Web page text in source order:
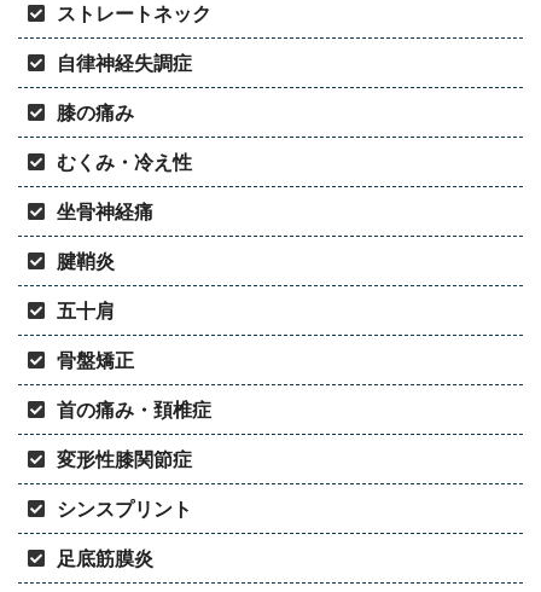
ストレートネック
自律神経失調症
膝の痛み
むくみ・冷え性
坐骨神経痛
腱鞘炎
五十肩
骨盤矯正
首の痛み・頚椎症
変形性膝関節症
シンスプリント
足底筋膜炎